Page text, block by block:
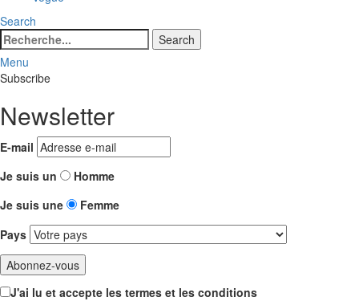
Search
Search
for:
Search
Menu
Subscribe
Newsletter
E-mail
Je suis un
Homme
Je suis une
Femme
Pays
J'ai lu et accepte les termes et les conditions